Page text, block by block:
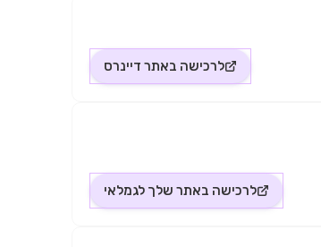
לרכישה באתר דיינרס
לרכישה באתר שלך לגמלאי